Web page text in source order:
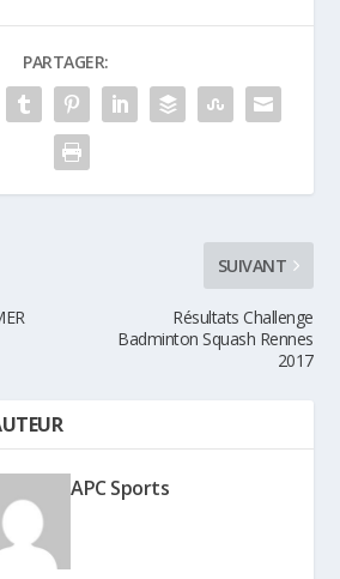
PARTAGER:
SUIVANT
Résultats Challenge
Badminton Squash Rennes
2017
APC Sports